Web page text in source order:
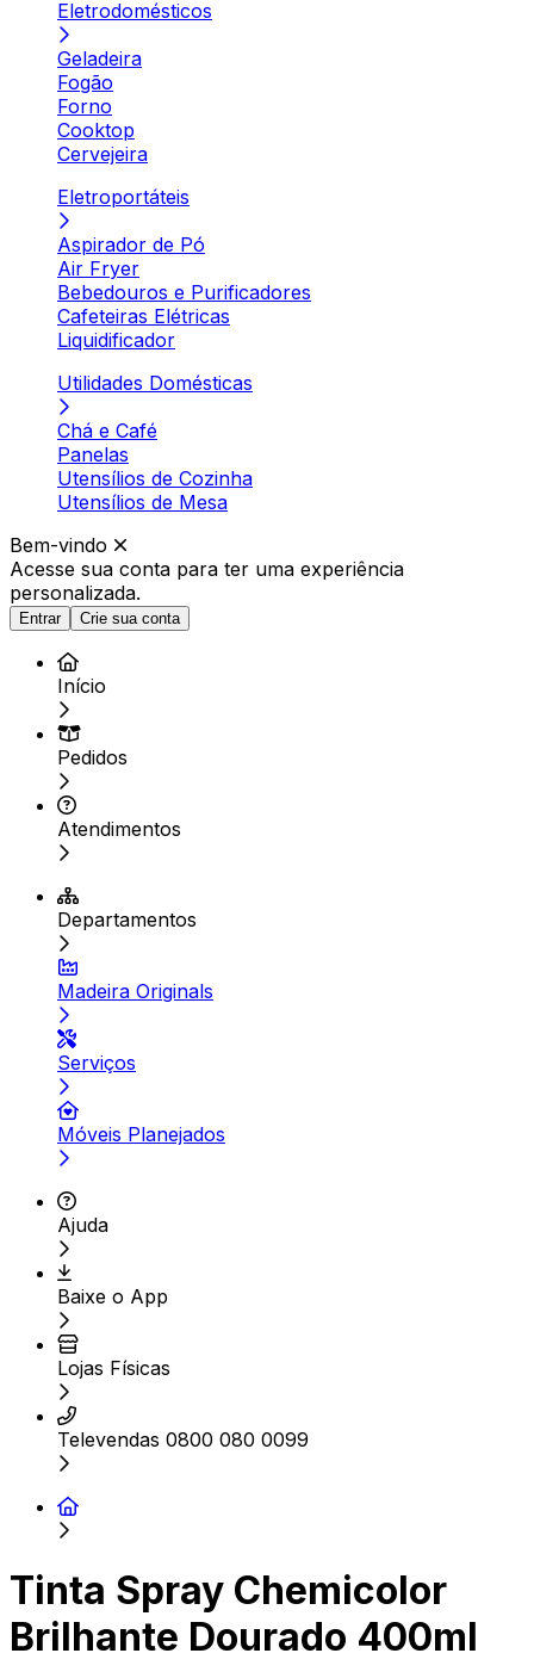
Eletrodomésticos
Geladeira
Fogão
Forno
Cooktop
Cervejeira
Eletroportáteis
Aspirador de Pó
Air Fryer
Bebedouros e Purificadores
Cafeteiras Elétricas
Liquidificador
Utilidades Domésticas
Chá e Café
Panelas
Utensílios de Cozinha
Utensílios de Mesa
Bem-vindo
Acesse sua conta para ter uma experiência
personalizada.
Entrar Crie sua conta
Início
Pedidos
Atendimentos
Departamentos
Madeira Originals
Serviços
Móveis Planejados
Ajuda
Baixe o App
Lojas Físicas
Televendas 0800 080 0099
Tinta Spray Chemicolor
Brilhante Dourado 400ml